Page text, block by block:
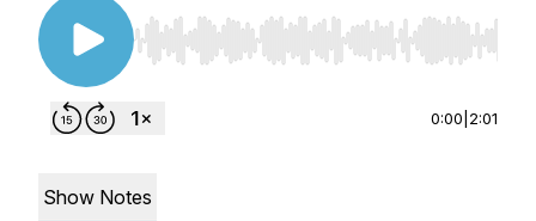
Use Left/Right to seek, Home/End to jump to
0:00 2:01
Show Notes